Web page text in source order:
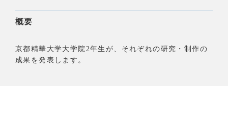
概要
京都精華大学大学院2年生が、それぞれの研究・制作の
成果を発表します。